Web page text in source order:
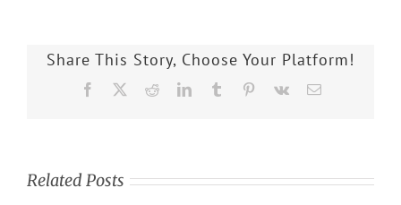
Share This Story, Choose Your Platform!
Facebook RedditLinkedInTumblr Pinterest
Vk Email
Related Posts